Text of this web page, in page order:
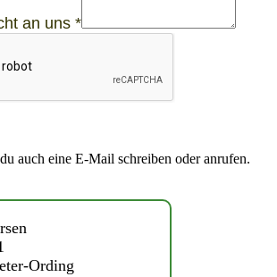
an uns *
auch eine E-Mail schreiben oder anrufen.
Ording